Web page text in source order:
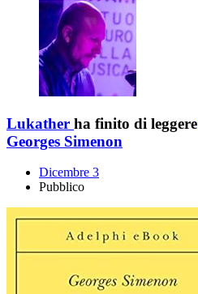
Lukather ha finito di leggere
Georges Simenon
Dicembre 3
Pubblico